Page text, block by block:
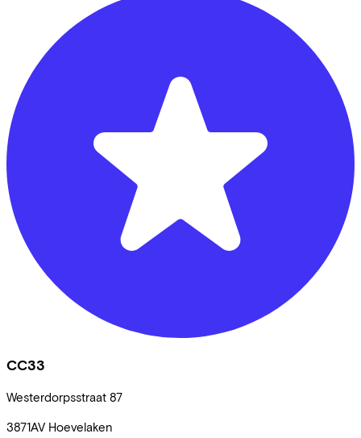
CC33
Westerdorpsstraat 87
3871AV Hoevelaken